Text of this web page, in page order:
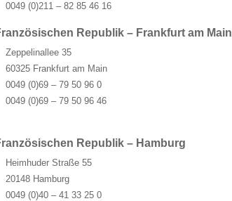
0049 (0)211 – 82 85 46 16
Republik – Frankfurt am Main
Zeppelinallee 35
60325 Frankfurt am Main
0049 (0)69 – 79 50 96 0
0049 (0)69 – 79 50 96 46
Republik – Hamburg
Heimhuder Straße 55
20148 Hamburg
0049 (0)40 – 41 33 25 0